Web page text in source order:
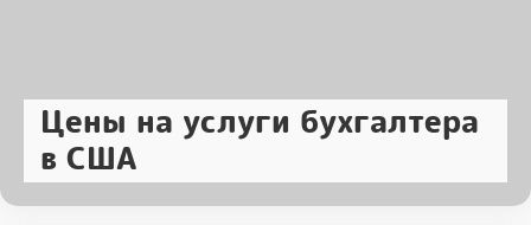
Цены на услуги бухгалтера
в США